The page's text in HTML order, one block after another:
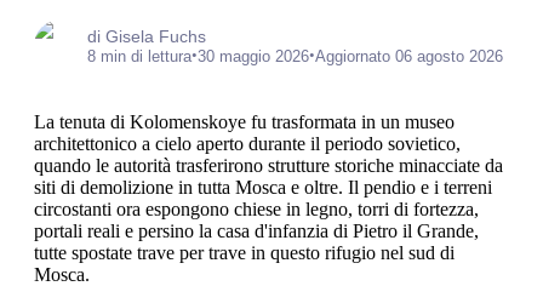
di Gisela Fuchs
8 min di lettura•30 maggio 2026•Aggiornato 06 agosto 2026
La tenuta di Kolomenskoye fu trasformata in un museo
architettonico a cielo aperto durante il periodo sovietico,
quando le autorità trasferirono strutture storiche minacciate da
siti di demolizione in tutta Mosca e oltre. Il pendio e i terreni
circostanti ora espongono chiese in legno, torri di fortezza,
portali reali e persino la casa d'infanzia di Pietro il Grande,
tutte spostate trave per trave in questo rifugio nel sud di
Mosca.